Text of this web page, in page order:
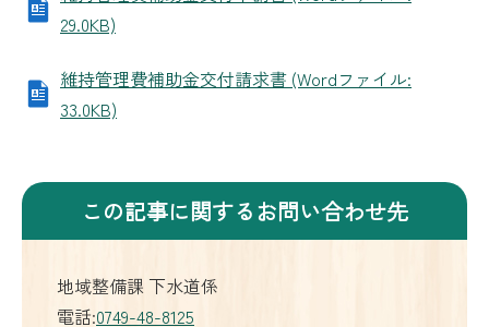
29.0KB)
維持管理費補助金交付請求書 (Wordファイル:
33.0KB)
この記事に関するお問い合わせ先
地域整備課 下水道係
電話:0749-48-8125